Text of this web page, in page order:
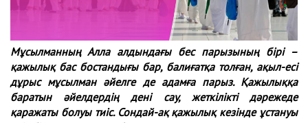
Мұсылманның Алла алдындағы бес парызының бірі –
қажылық бас бостандығы бар, балиғатқа толған, ақыл-есі
дұрыс мұсылман әйелге де адамға парыз. Қажылыққа
баратын әйелдердің дені сау, жеткілікті дәрежеде
қаражаты болуы тиіс. Сондай-ақ қажылық кезінде ұстануы